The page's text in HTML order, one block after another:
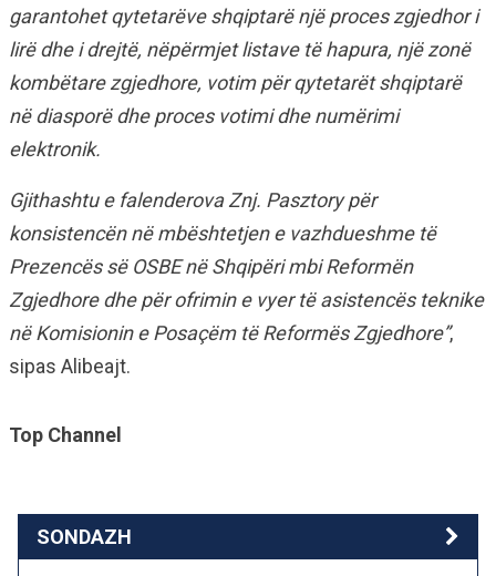
garantohet qytetarëve shqiptarë një proces zgjedhor i
lirë dhe i drejtë, nëpërmjet listave të hapura, një zonë
kombëtare zgjedhore, votim për qytetarët shqiptarë
në diasporë dhe proces votimi dhe numërimi
elektronik.
Gjithashtu e falenderova Znj. Pasztory për
konsistencën në mbështetjen e vazhdueshme të
Prezencës së OSBE në Shqipëri mbi Reformën
Zgjedhore dhe për ofrimin e vyer të asistencës teknike
në Komisionin e Posaçëm të Reformës Zgjedhore”,
sipas Alibeajt.
Top Channel
SONDAZH